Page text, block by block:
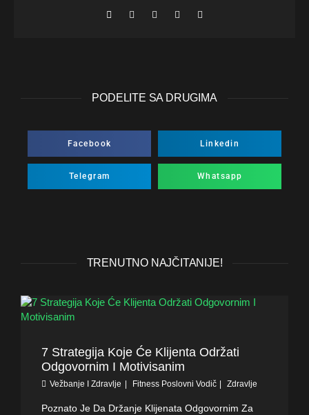
PODELITE SA DRUGIMA
Facebook Linkedin
Telegram Whatsapp
TRENUTNO NAJČITANIJE!
7 Strategija Koje Će Klijenta Održati
Odgovornim I Motivisanim
Vežbanje I Zdravlje Fitness Poslovni Vodič Zdravlje
Poznato Je Da Držanje Klijenata Odgovornim Za